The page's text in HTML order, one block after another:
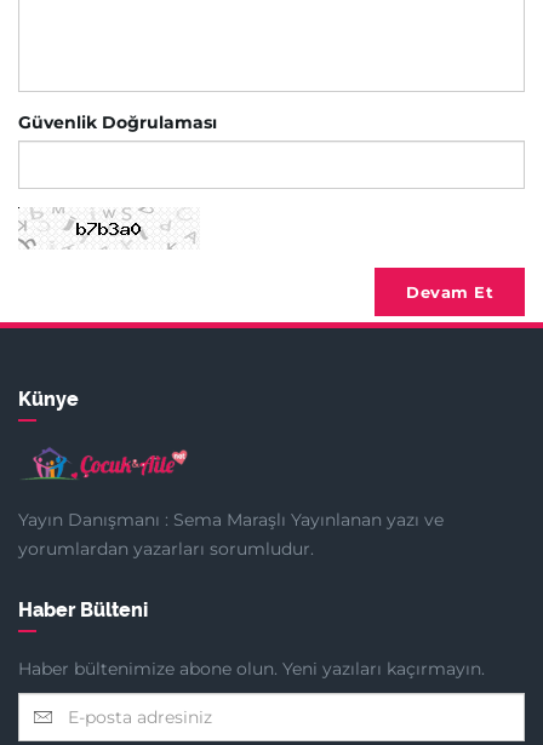
Güvenlik Doğrulaması
Devam Et
Künye
Yayın Danışmanı : Sema Maraşlı Yayınlanan yazı ve
yorumlardan yazarları sorumludur.
Haber Bülteni
Haber bültenimize abone olun. Yeni yazıları kaçırmayın.